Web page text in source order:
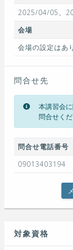
2025/04/05、
会場
会場の設定はあ
問合せ先
本講習会
問合せくだ
問合せ電話番号
09013403194
対象資格